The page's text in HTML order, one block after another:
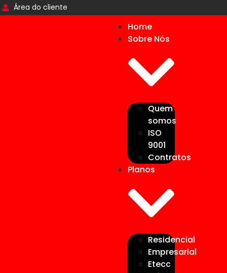
Área do cliente
Home
Sobre Nós
Quem
somos
ISO
9001
Contratos
Planos
Residencial
Empresarial
Etecc